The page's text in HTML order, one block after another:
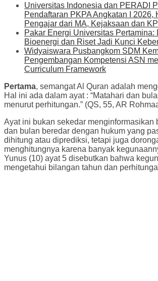
Universitas Indonesia dan PERADI
Pendaftaran PKPA Angkatan I 2026,
Pengajar dari MA, Kejaksaan dan
Pakar Energi Universitas Pertamina:
Bioenergi dan Riset Jadi Kunci
Widyaiswara Pusbangkom SDM
Pengembangan Kompetensi ASN
Curriculum Framework
Pertama, semangat Al Quran adalah
Hal ini ada dalam ayat : “Matahari dan
menurut perhitungan.” (QS, 55, AR
Ayat ini bukan sekedar menginformasikan
dan bulan beredar dengan hukum yang
dihitung atau diprediksi, tetapi juga
menghitungnya karena banyak
Yunus (10) ayat 5 disebutkan bahwa
mengetahui bilangan tahun dan